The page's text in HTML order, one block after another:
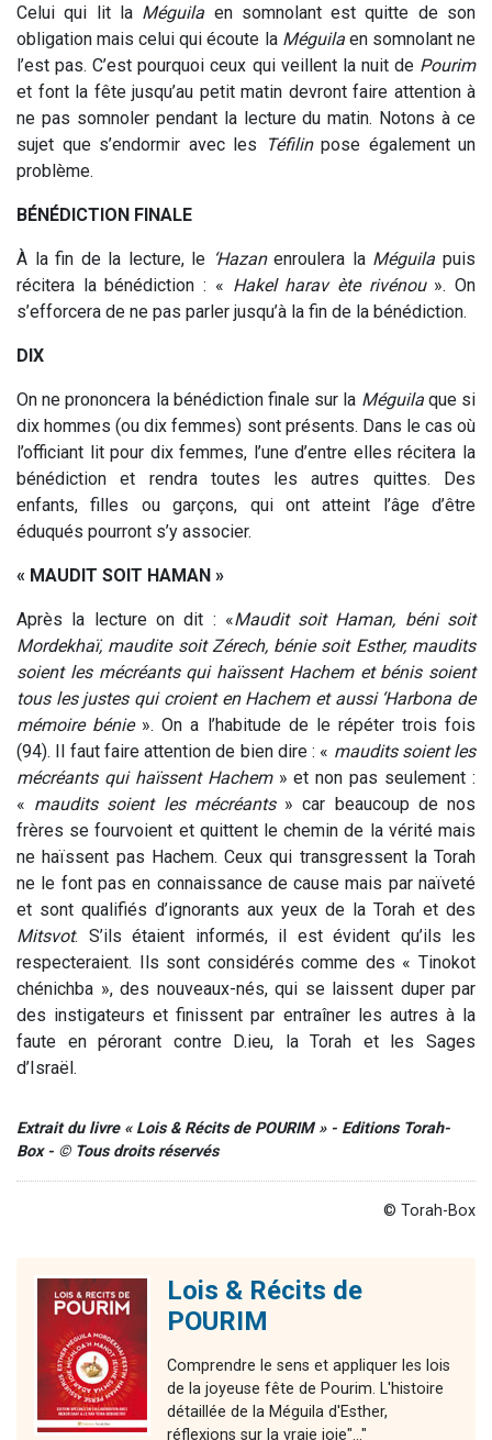
Celui qui lit la Méguila en somnolant est quitte de son
obligation mais celui qui écoute la Méguilaen somnolant ne
l’est pas. C’est pourquoi ceux qui veillent la nuit de Pourim
et font la fête jusqu’au petit matin devront faire attention à
ne pas somnoler pendant la lecture du matin. Notons à ce
sujet que s’endormir avec les
Téfilinpose également un
problème.
BÉNÉDICTION FINALE
À la fin de la lecture, le ‘Hazanenroulera la Méguila puis
récitera la bénédiction : « Hakel harav ète rivénou». On
s’efforcera de ne pas parler jusqu’à la fin de la bénédiction.
DIX
On ne prononcera la bénédiction finale sur la Méguilaque si
dix hommes (ou dix femmes) sont présents. Dans le cas où
l’officiant lit pour dix femmes, l’une d’entre elles récitera la
bénédiction et rendra toutes les autres quittes. Des
enfants, filles ou garçons, qui ont atteint l’âge d’être
éduqués pourront s’y associer.
« MAUDIT SOIT HAMAN »
Après la lecture on dit : «Maudit soit Haman, béni soit
Mordekhaï, maudite soit Zérech, bénie soit Esther, maudits
soient les mécréants qui haïssent Hachem et bénis soient
tous les justes qui croient en Hachem et aussi ‘Harbona de
mémoire bénie». On a l’habitude de le répéter trois fois
(94). Il faut faire attention de bien dire : « maudits soient les
mécréants qui haïssent Hachem» et non pas seulement :
« maudits soient les mécréants» car beaucoup de nos
frères se fourvoient et quittent le chemin de la vérité mais
ne haïssent pas Hachem. Ceux qui transgressent la Torah
ne le font pas en connaissance de cause mais par naïveté
et sont qualifiés d’ignorants aux yeux de la Torah et des
Mitsvot. S’ils étaient informés, il est évident qu’ils les
respecteraient. Ils sont considérés comme des « Tinokot
chénichba », des nouveaux-nés, qui se laissent duper par
des instigateurs et finissent par entraîner les autres à la
faute en pérorant contre D.ieu, la Torah et les Sages
d’Israël.
Extrait du livre « Lois & Récits de POURIM » - Editions Torah-
Box - © Tous droits réservés
© Torah-Box
Lois & Récits de
POURIM
Comprendre le sens et appliquer les lois
de la joyeuse fête de Pourim. L'histoire
détaillée de la Méguila d'Esther,
réflexions sur la vraie joie"..."